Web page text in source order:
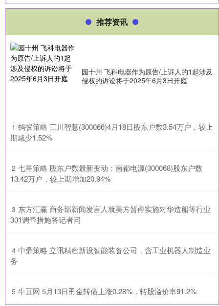
推荐资讯
园十州 飞科电器作为原告/上诉人的1起涉及
侵权的诉讼将于2025年6月3日开庭
1 ​蚂蚁策略 三川智慧(300066)4月18日股东户数3.54万户，较上
期减少1.52%
2 ​七星策略 股东户数最新变动：南都电源(300068)股东户数
13.42万户，较上期增加20.94%
3 ​东方汇赢 商务部新闻发言人就美方暂停实施对华造船等行业
301调查措施答记者问
4 ​中鼎策略 立讯精密新设智能装备公司，含工业机器人制造业
务
5 ​牛豆网 5月13日甬金转债上涨0.28%，转股溢价率91.2%